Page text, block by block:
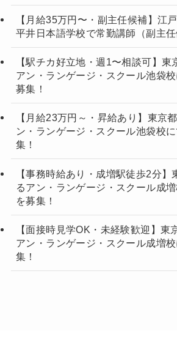
【月給35万円〜・副主任候補】江
平井日本語学校で常勤講師（副主任
【駅チカ好立地・週1〜相談可】東
アン・ランゲージ・スクール池袋
募集！
【月給23万円～・昇給あり】東京
ン・ランゲージ・スクール池袋校
集！
【事務時給あり・成増駅徒歩2分】
るアン・ランゲージ・スクール成
を募集！
【面接時見学OK・未経験歓迎】東
アン・ランゲージ・スクール成増
集！